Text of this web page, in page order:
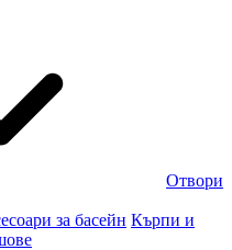
Отвори
за басейн Кърпи и